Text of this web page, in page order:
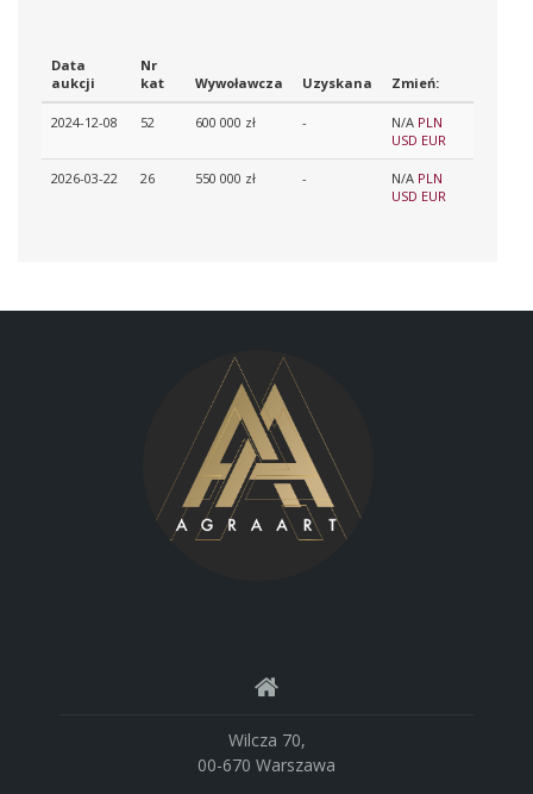
Data
aukcji
Nr
kat
Wywoławcza Uzyskana Zmień:
2024-12-08 52 600 000 zł - N/A PLN
USD EUR
2026-03-22 26 550 000 zł - N/A PLN
USD EUR
Wilcza 70,
00-670 Warszawa